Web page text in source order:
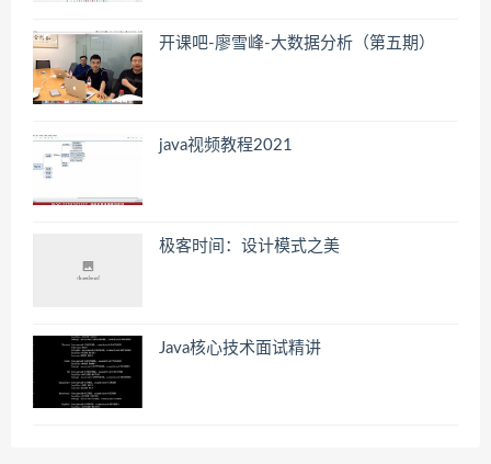
开课吧-廖雪峰-大数据分析（第五期）
java视频教程2021
极客时间：设计模式之美
Java核心技术面试精讲